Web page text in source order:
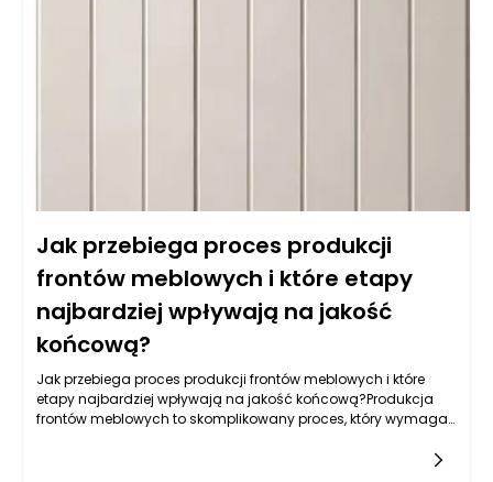
Jak przebiega proces produkcji
frontów meblowych i które etapy
najbardziej wpływają na jakość
końcową?
Jak przebiega proces produkcji frontów meblowych i które
etapy najbardziej wpływają na jakość końcową?Produkcja
frontów meblowych to skomplikowany proces, który wymaga